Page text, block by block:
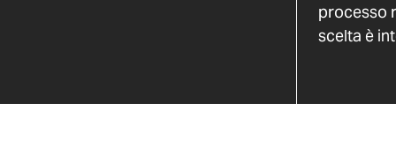
processo
scelta è